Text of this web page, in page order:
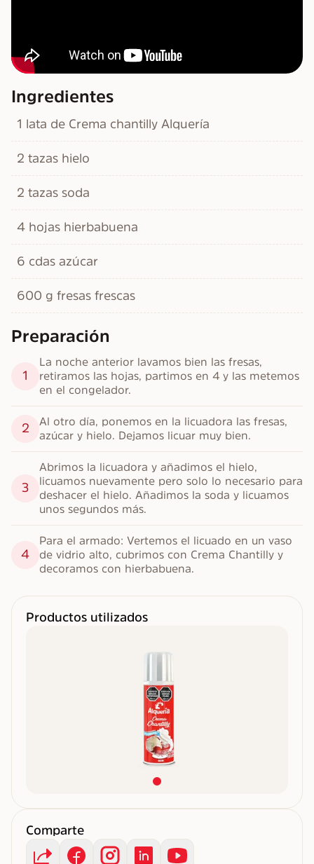
Ingredientes
1 lata de Crema chantilly Alquería
2 tazas hielo
2 tazas soda
4 hojas hierbabuena
6 cdas azúcar
600 g fresas frescas
Preparación
1
La noche anterior lavamos bien las fresas,
retiramos las hojas, partimos en 4 y las metemos
en el congelador.
2
Al otro día, ponemos en la licuadora las fresas,
azúcar y hielo. Dejamos licuar muy bien.
3
Abrimos la licuadora y añadimos el hielo,
licuamos nuevamente pero solo lo necesario para
deshacer el hielo. Añadimos la soda y licuamos
unos segundos más.
4
Para el armado: Vertemos el licuado en un vaso
de vidrio alto, cubrimos con Crema Chantilly y
decoramos con hierbabuena.
Productos utilizados
Comparte